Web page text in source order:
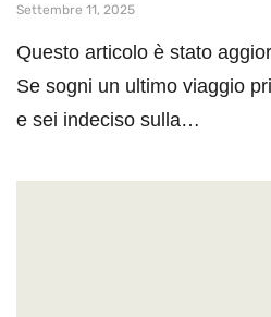
Settembre 11, 2025
Questo articolo è stato
Se sogni un ultimo viaggio
e sei indeciso sulla…